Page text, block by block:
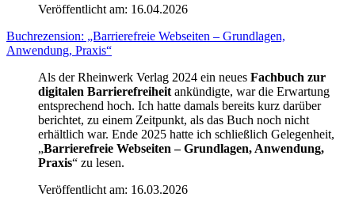
Veröffentlicht am: 16.04.2026
Buchrezension: „Barrierefreie Webseiten – Grundlagen,
Anwendung, Praxis“
Als der Rheinwerk Verlag 2024 ein neues Fachbuch zur
digitalen Barrierefreiheit ankündigte, war die Erwartung
entsprechend hoch. Ich hatte damals bereits kurz darüber
berichtet, zu einem Zeitpunkt, als das Buch noch nicht
erhältlich war. Ende 2025 hatte ich schließlich Gelegenheit,
„Barrierefreie Webseiten – Grundlagen, Anwendung,
Praxis“ zu lesen.
Veröffentlicht am: 16.03.2026